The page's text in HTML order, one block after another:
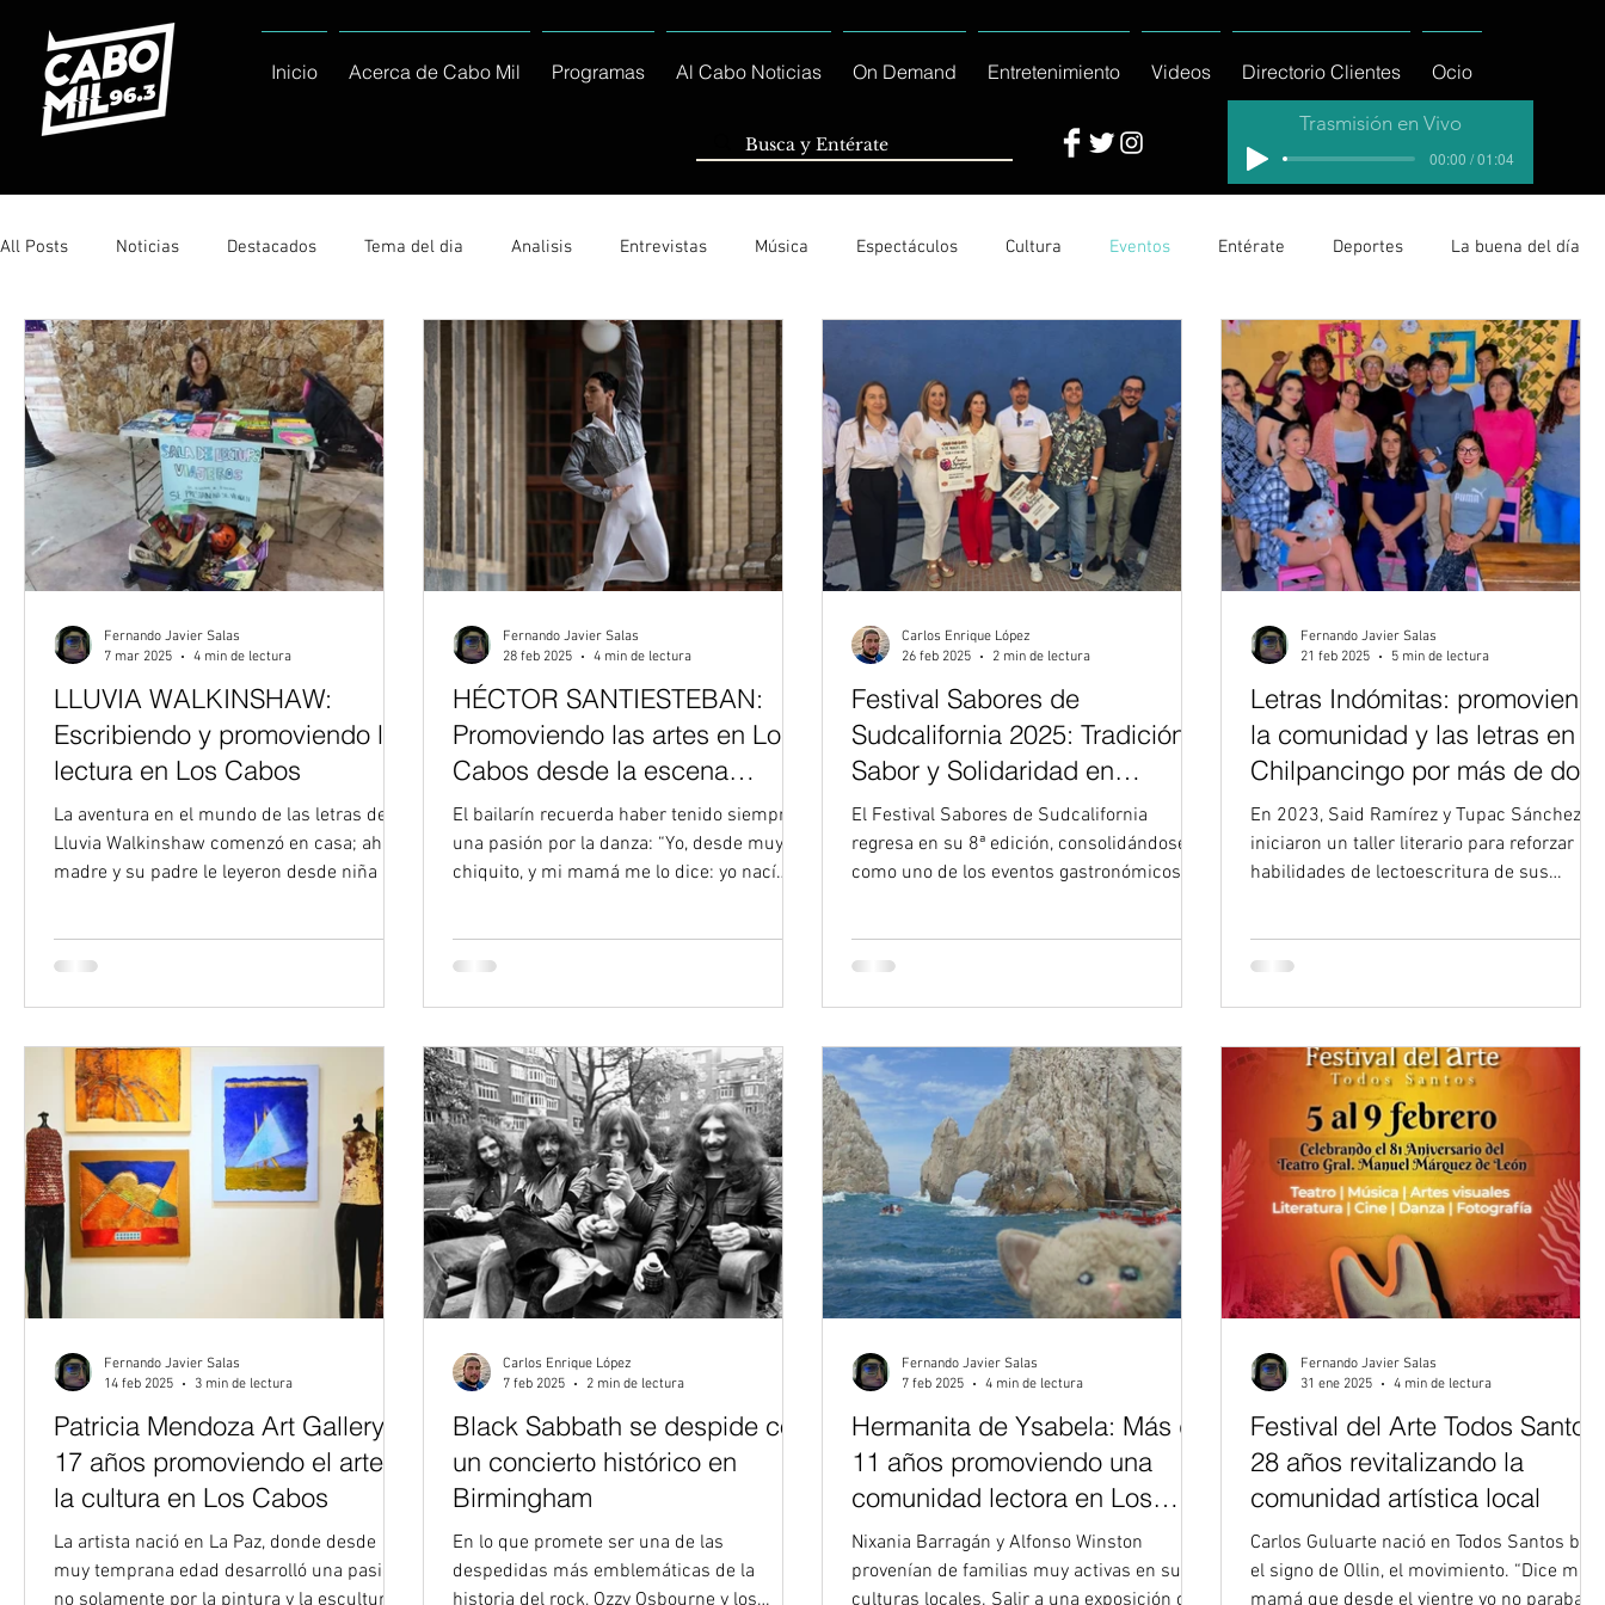
Inicio Acerca de Cabo Mil Programas Al Cabo Noticias On Demand Entretenimiento Videos Directorio Clientes Ocio
Trasmisión en Vivo
00:00 / 01:04
All Posts Noticias Destacados Tema del dia Analisis Entrevistas Música Espectáculos Cultura Eventos Entérate Deportes La buena del día
Sólo Tránsito Local Reportajes Especiales Al Cabo Notic Ayuntamiento de Los Cabos Informa Columnas Locales Los Cabos
Servicio Social
LLUVIA WALKINSHAW:
Escribiendo y promoviendo la
lectura en Los Cabos
La aventura en el mundo de las letras de
Lluvia Walkinshaw comenzó en casa; ahí su
madre y su padre le leyeron desde niña los
Fernando Javier Salas
7 mar 2025
4 min de lectura
HÉCTOR SANTIESTEBAN:
Promoviendo las artes en Los
Cabos desde la escena
independiente y la función
pública
El bailarín recuerda haber tenido siempre
una pasión por la danza: “Yo, desde muy
chiquito, y mi mamá me lo dice: yo nací
Fernando Javier Salas
28 feb 2025
4 min de lectura
Festival Sabores de
Sudcalifornia 2025: Tradición,
Sabor y Solidaridad en
Miraflores
El Festival Sabores de Sudcalifornia
regresa en su 8ª edición, consolidándose
como uno de los eventos gastronómicos
Carlos Enrique López
26 feb 2025
2 min de lectura
Letras Indómitas:
la comunidad y las letras en
Chilpancingo por más de dos
años
En 2023, Said Ramírez y Tupac Sánchez
iniciaron un taller literario para reforzar las
habilidades de lectoescritura de sus
Fernando Javier Salas
21 feb 2025
5 min de lectura
Patricia Mendoza Art Gallery:
17 años promoviendo el arte y
la cultura en Los Cabos
La artista nació en La Paz, donde desde
muy temprana edad desarrolló una pasión
no solamente por la pintura y la escultura,
Fernando Javier Salas
14 feb 2025
3 min de lectura
Black Sabbath se despide con
un concierto histórico en
Birmingham
En lo que promete ser una de las
despedidas más emblemáticas de la
historia del rock, Ozzy Osbourne y los
Carlos Enrique López
7 feb 2025
2 min de lectura
Hermanita de Ysabela: Más de
11 años promoviendo una
comunidad lectora en Los
Cabos
Nixania Barragán y Alfonso Winston
provenían de familias muy activas en sus
culturas locales. Salir a una exposición de
Fernando Javier Salas
7 feb 2025
4 min de lectura
Festival del Arte Todos Santos:
28 años revitalizando la
comunidad artística local
Carlos Guluarte nació en Todos Santos bajo
el signo de Ollin, el movimiento. “Dice mi
mamá que desde el vientre yo no paraba
Fernando Javier Salas
31 ene 2025
4 min de lectura